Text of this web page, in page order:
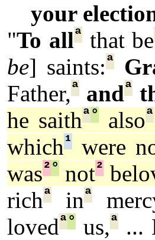
your
"To allªthat be
be] saints:ª
Father,ª andª
he saithª° alsoª
which¹ were
was²° not²
richª inª
lovedª° us,ª ...